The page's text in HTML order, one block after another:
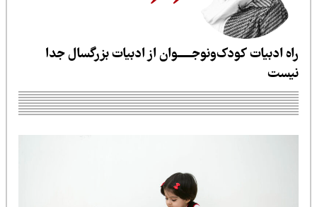
ادبیات کودک‌ونوجـــــوان از ادبیات بزرگسال جدا